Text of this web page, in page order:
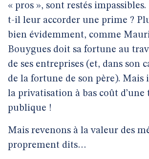
« pros », sont restés
t-il leur accorder une prime ?
bien évidemment, comme
Bouygues doit sa fortune au
de ses entreprises (et, dans son
de la fortune de son père). Mais
la privatisation à bas coût d’une
publique !
Mais revenons à la valeur des
proprement dits…